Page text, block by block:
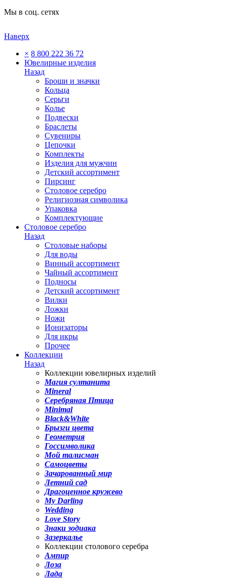
Мы в соц. сетях
Наверх
× 8 800 222 36 72
Ювелирные изделия
Назад
Броши и значки
Кольца
Серьги
Колье
Подвески
Браслеты
Сувениры
Цепочки
Комплекты
Изделия для мужчин
Детский ассортимент
Пирсинг
Столовое серебро
Религиозная символика
Упаковка
Комплектующие
Столовое серебро
Назад
Столовые наборы
Для воды
Винный ассортимент
Чайный ассортимент
Подносы
Детский ассортимент
Вилки
Ложки
Ножи
Ионизаторы
Для икры
Прочее
Коллекции
Назад
Коллекции ювелирных изделий
Магия султанита
Mineral
Серебряная Птица
Minimal
Black&White
Брызги цвета
Геометрия
Госсимволика
Мой талисман
Самоцветы
Зачарованный мир
Летний сад
Драгоценное кружево
My Darling
Wedding
Love Story
Знаки зодиака
Зазеркалье
Коллекции столового серебра
Ампир
Лоза
Лада